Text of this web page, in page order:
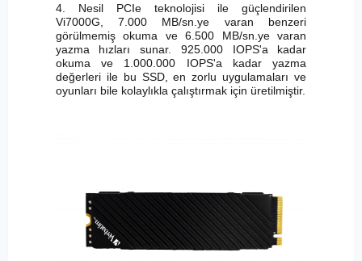
4. Nesil PCIe teknolojisi ile güçlendirilen
Vi7000G, 7.000 MB/sn.ye varan benzeri
görülmemiş okuma ve 6.500 MB/sn.ye varan
yazma hızları sunar. 925.000 IOPS'a kadar
okuma ve 1.000.000 IOPS'a kadar yazma
değerleri ile bu SSD, en zorlu uygulamaları ve
oyunları bile kolaylıkla çalıştırmak için üretilmiştir.